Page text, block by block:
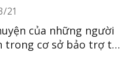
21
của những người
trong cơ sở bảo trợ tại